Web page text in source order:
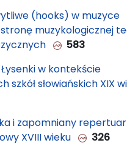
(hooks) w muzyce
muzykologicznej
583
w kontekście
szkół słowiańskich XIX
i zapomniany repertuar
XVIII wieku
326